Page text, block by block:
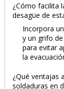
¿Cómo facilita
desagüe de
Incorpora
y un grifo
para evitar
la
¿Qué ventajas
soldaduras en